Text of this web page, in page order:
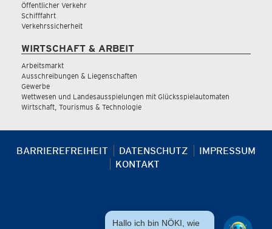
Öffentlicher Verkehr
Schifffahrt
Verkehrssicherheit
WIRTSCHAFT & ARBEIT
Arbeitsmarkt
Ausschreibungen & Liegenschaften
Gewerbe
Wettwesen und Landesausspielungen mit Glücksspielautomaten
Wirtschaft, Tourismus & Technologie
BARRIEREFREIHEIT DATENSCHUTZ
IMPRESSUM
KONTAKT
Hallo ich bin NÖKI, wie